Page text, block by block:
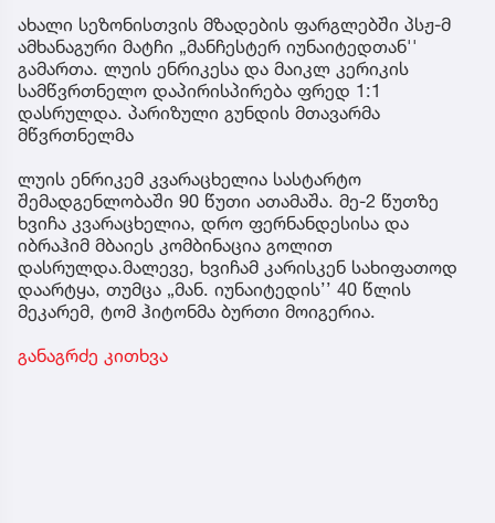
ახალი სეზონისთვის მზადების ფარგლებში პსჟ-მ
ამხანაგური მატჩი „მანჩესტერ იუნაიტედთან''
გამართა. ლუის ენრიკესა და მაიკლ კერიკის
სამწვრთნელო დაპირისპირება ფრედ 1:1
დასრულდა. პარიზული გუნდის მთავარმა
მწვრთნელმა
ლუის ენრიკემ კვარაცხელია სასტარტო
შემადგენლობაში 90 წუთი ათამაშა. მე-2 წუთზე
ხვიჩა კვარაცხელია, დრო ფერნანდესისა და
იბრაჰიმ მბაიეს კომბინაცია გოლით
დასრულდა.მალევე, ხვიჩამ კარისკენ სახიფათოდ
დაარტყა, თუმცა „მან. იუნაიტედის’’ 40 წლის
მეკარემ, ტომ ჰიტონმა ბურთი მოიგერია.
განაგრძე კითხვა